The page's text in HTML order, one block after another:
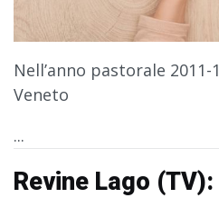
Nell’anno pastorale
Veneto
...
Revine Lago